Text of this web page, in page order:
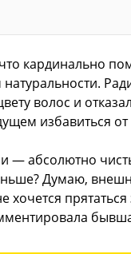
кардинально
волос и
избавиться
— абсолютно
Думаю,
хочется